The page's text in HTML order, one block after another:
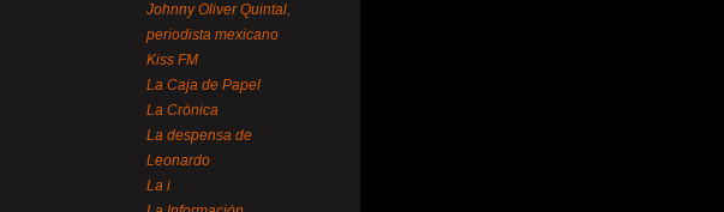
Johnny Oliver Quintal,
periodista mexicano
Kiss FM
La Caja de Papel
La Crónica
La despensa de
Leonardo
La i